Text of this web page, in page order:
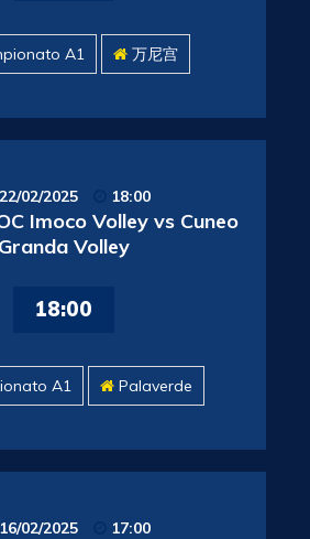
A1 万尼宫
22/02/2025 18:00
Imoco Volley vs Cuneo
Granda Volley
18:00
A1 Palaverde
16/02/2025 17:00